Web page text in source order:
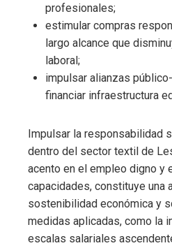
profesionales;
estimular compras
largo alcance que
laboral;
impulsar alianzas
financiar infraestructura
Impulsar la responsabilidad
dentro del sector textil de
acento en el empleo digno y
capacidades, constituye una
sostenibilidad económica y
medidas aplicadas, como la
escalas salariales